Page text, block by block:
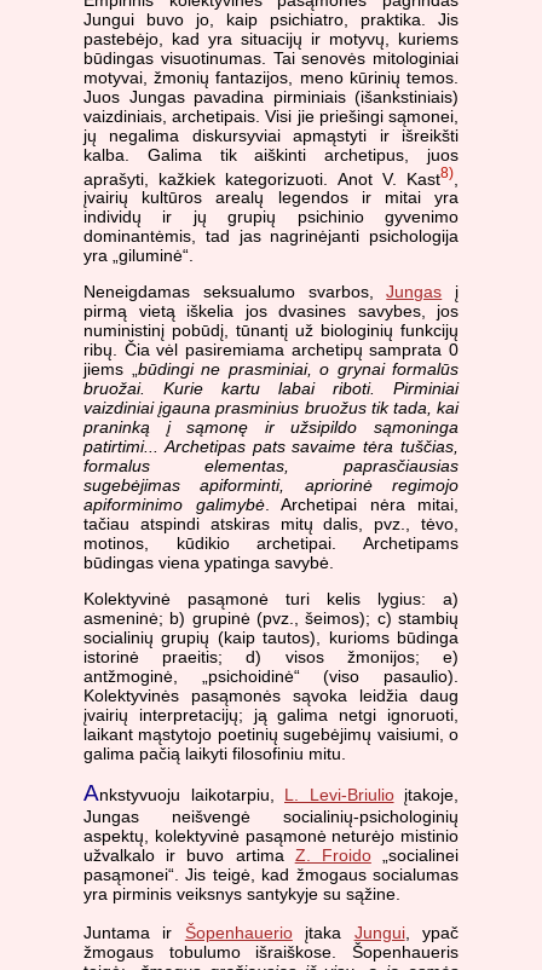
Jungui buvo jo, kaip psichiatro, praktika. Jis
pastebėjo, kad yra situacijų ir motyvų, kuriems
būdingas visuotinumas. Tai senovės mitologiniai
motyvai, žmonių fantazijos, meno kūrinių temos.
Juos Jungas pavadina pirminiais (išankstiniais)
vaizdiniais, archetipais. Visi jie priešingi sąmonei,
jų negalima diskursyviai apmąstyti ir išreikšti
kalba. Galima tik aiškinti archetipus, juos
aprašyti, kažkiek kategorizuoti. Anot V. Kast8)
įvairių kultūros arealų legendos ir mitai yra
individų ir jų grupių psichinio gyvenimo
dominantėmis, tad jas nagrinėjanti psichologija
yra „giluminė“.
Neneigdamas seksualumo svarbos,Jungas į
pirmą vietą iškelia jos dvasines savybes, jos
nuministinį pobūdį, tūnantį už biologinių funkcijų
ribų. Čia vėl pasiremiama archetipų samprata 0
jiems „ būdingi ne prasminiai, o grynai formalūs
bruožai. Kurie kartu labai riboti. Pirminiai
vaizdiniai įgauna prasminius bruožus tik tada, kai
praninką į sąmonę ir užsipildo sąmoninga
patirtimi... Archetipas pats savaime tėra tuščias,
formalus elementas, paprasčiausias
sugebėjimas apiforminti, apriorinė regimojo
apiforminimo galimybė. Archetipai nėra mitai,
tačiau atspindi atskiras mitų dalis, pvz., tėvo,
motinos, kūdikio archetipai. Archetipams
būdingas viena ypatinga savybė.
Kolektyvinė pasąmonė turi kelis lygius: a)
asmeninė; b) grupinė (pvz., šeimos); c) stambių
socialinių grupių (kaip tautos), kurioms būdinga
istorinė praeitis; d) visos žmonijos; e)
antžmoginė, „psichoidinė“ (viso pasaulio).
Kolektyvinės pasąmonės sąvoka leidžia daug
įvairių interpretacijų; ją galima netgi ignoruoti,
laikant mąstytojo poetinių sugebėjimų vaisiumi, o
galima pačią laikyti filosofiniu mitu.
Ankstyvuoju laikotarpiu, L. Levi-Briulioįtakoje,
Jungas neišvengė socialinių-psichologinių
aspektų, kolektyvinė pasąmonė neturėjo mistinio
užvalkalo ir buvo artima Z. Froido„socialinei
pasąmonei“. Jis teigė, kad žmogaus socialumas
yra pirminis veiksnys santykyje su sąžine.
Juntama ir Šopenhauerioįtaka Jungui, ypač
žmogaus tobulumo išraiškose. Šopenhaueris